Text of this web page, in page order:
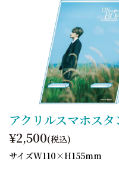
アクリルスマホスタ
¥2,500(税込)
サイズW110×H155mm